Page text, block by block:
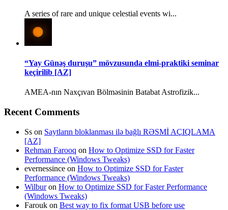
A series of rare and unique celestial events wi...
“Yay Günəş duruşu” mövzusunda elmi-praktiki seminar
keçirilib [AZ]
AMEA-nın Naxçıvan Bölməsinin Batabat Astrofizik...
Recent Comments
Ss on Saytların bloklanması ilə bağlı RƏSMİ AÇIQLAMA
[AZ]
Rehman Farooq on How to Optimize SSD for Faster
Performance (Windows Tweaks)
evernessince on How to Optimize SSD for Faster
Performance (Windows Tweaks)
Wilburon How to Optimize SSD for Faster Performance
(Windows Tweaks)
Farouk on Best way to fix format USB before use